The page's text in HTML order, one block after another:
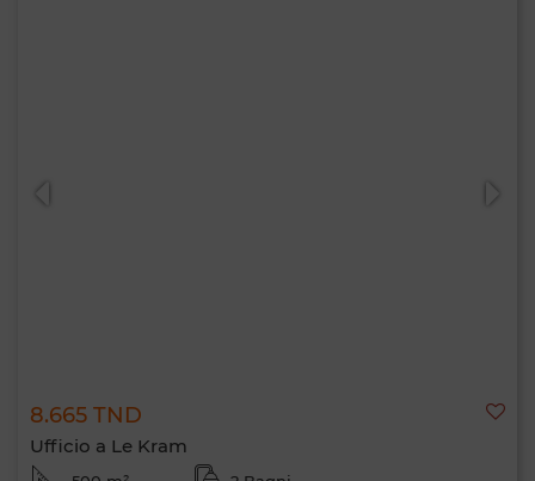
8.665 TND
Ufficio a Le Kram